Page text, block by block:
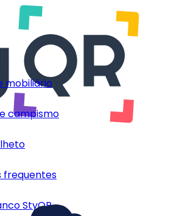
mobiliário
campismo
frequentes
StyQR